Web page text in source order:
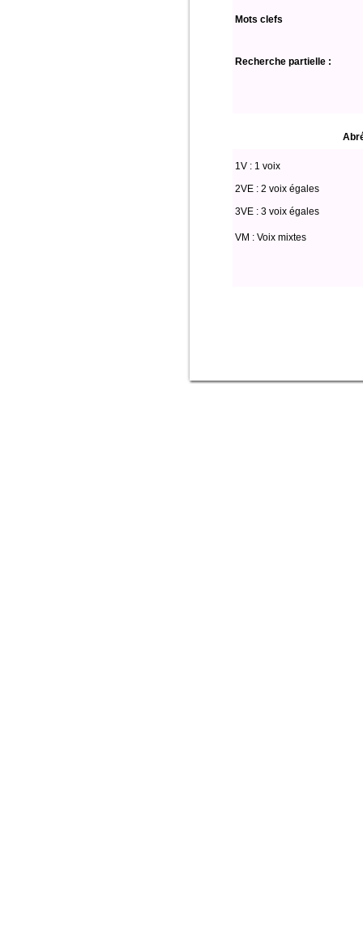
Mots clefs
Recherche partielle :
1V : 1 voix
2VE : 2 voix égales
3VE : 3 voix égales
VM : Voix mixtes